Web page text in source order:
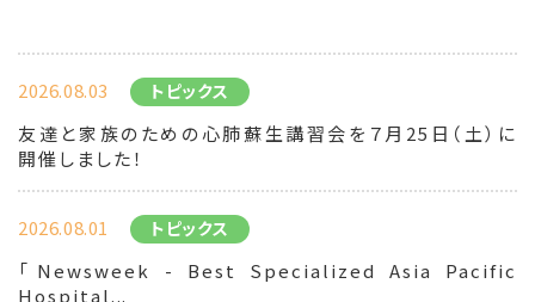
2026.08.03 トピックス
友達と家族のための心肺蘇生講習会を７月25日（土）に
開催しました！
2026.08.01 トピックス
「Newsweek - Best Specialized Asia Pacific
Hospital...